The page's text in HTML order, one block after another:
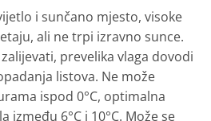
i sunčano mjesto, visoke
ali ne trpi izravno sunce.
prevelika vlaga dovodi
listova. Ne može
ispod 0°C, optimalna
6°C i 10°C. Može se